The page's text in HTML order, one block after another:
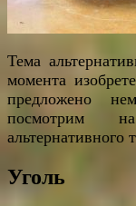
Тема
момента
предложено
посмотрим
альтернативного
Уголь